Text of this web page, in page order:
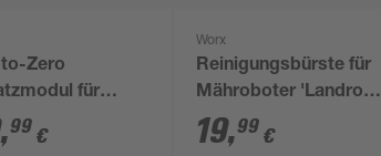
Zero
für
'Landroid
Cloud'
,99 €
Worx
Reinigungsbürste für
Mähroboter 'Landroid
Vision Cloud 4WD'
19,99 €